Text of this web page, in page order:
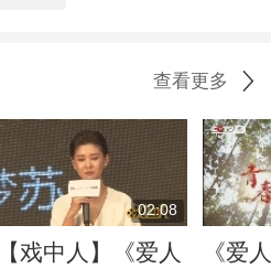
查看更多
02:08
【戏中人】《爱人
《爱